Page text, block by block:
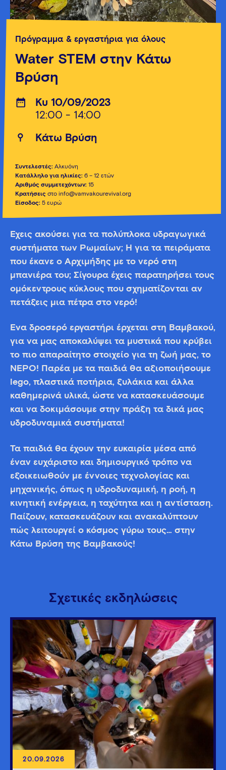
Πρόγραμμα & εργαστήρια για όλους
Water STEM στην Κάτω
Βρύση
Κυ 10/09/2023
12:00 - 14:00
Κάτω Βρύση
Συντελεστές: Αλκυόνη
Κατάλληλο για ηλικίες: 6 – 12 ετών
Αριθμός συμμετεχόντων: 15
Κρατήσεις στο info@vamvakourevival.org
Είσοδος: 5 ευρώ
Έχεις ακούσει για τα πολύπλοκα υδραγωγικά
συστήματα των Ρωμαίων; Ή για τα πειράματα
που έκανε ο Αρχιμήδης με το νερό στη
μπανιέρα του; Σίγουρα έχεις παρατηρήσει τους
ομόκεντρους κύκλους που σχηματίζονται αν
πετάξεις μια πέτρα στο νερό!
Ένα δροσερό εργαστήρι έρχεται στη Βαμβακού,
για να μας αποκαλύψει τα μυστικά που κρύβει
το πιο απαραίτητο στοιχείο για τη ζωή μας, το
ΝΕΡΟ! Παρέα με τα παιδιά θα αξιοποιήσουμε
lego, πλαστικά ποτήρια, ξυλάκια και άλλα
καθημερινά υλικά, ώστε να κατασκευάσουμε
και να δοκιμάσουμε στην πράξη τα δικά μας
υδροδυναμικά συστήματα!
Τα παιδιά θα έχουν την ευκαιρία μέσα από
έναν ευχάριστο και δημιουργικό τρόπο να
εξοικειωθούν με έννοιες τεχνολογίας και
μηχανικής, όπως η υδροδυναμική, η ροή, η
κινητική ενέργεια, η ταχύτητα και η αντίσταση.
Παίζουν, κατασκευάζουν και ανακαλύπτουν
πώς λειτουργεί ο κόσμος γύρω τους… στην
Κάτω Βρύση της Βαμβακούς!
Σχετικές εκδηλώσεις
20.09.2026